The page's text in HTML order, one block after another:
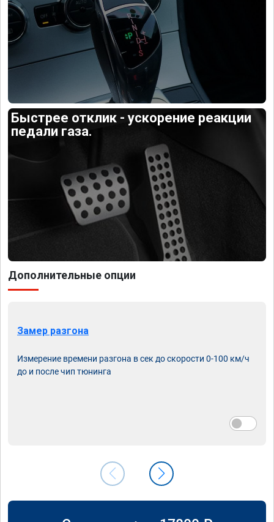
Быстрее отклик - ускорение реакции
педали газа.
Дополнительные опции
Замер разгона
Измерение времени разгона в сек до скорости 0-100 км/ч
до и после чип тюнинга